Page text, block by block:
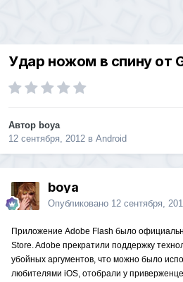
Удар ножом в спину от
Автор boya
12 сентября, 2012 в Android
boya
Опубликовано 12 сентября,
Приложение Adobe Flash было
Store. Adobe прекратили поддержку
убойных аргументов, что можно было
любителями iOS, отобрали у